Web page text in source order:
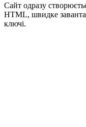
Сайт одразу
HTML, швидке
ключі.